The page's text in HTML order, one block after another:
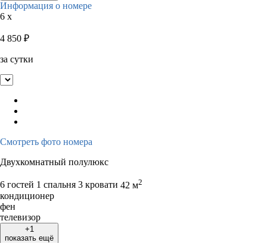
Информация о номере
6 x
4 850 ₽
за сутки
Смотреть фото номера
Двухкомнатный полулюкс
6 гостей 1 спальня 3 кровати 42 м2
кондиционер
фен
телевизор
+1
показать ещё